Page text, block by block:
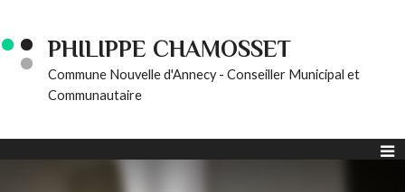
PHILIPPE CHAMOSSET
Commune Nouvelle d'Annecy - Conseiller Municipal et
Communautaire